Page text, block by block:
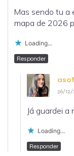
Mas sendo tu a
mapa de 2026
Loading...
Responder
26/
Já guardei
Loading...
Responder